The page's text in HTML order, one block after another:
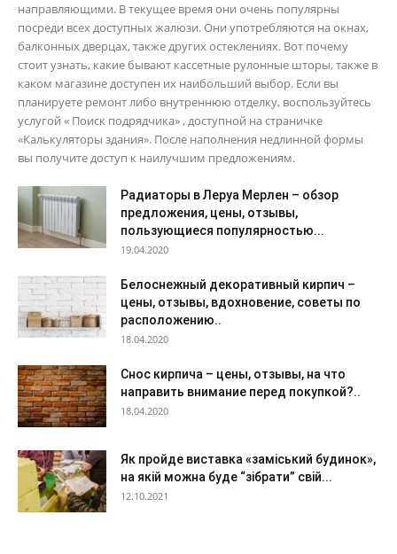
направляющими. В текущее время они очень популярны
посреди всех доступных жалюзи. Они употребляются на окнах,
балконных дверцах, также других остеклениях. Вот почему
стоит узнать, какие бывают кассетные рулонные шторы, также в
каком магазине доступен их наибольший выбор. Если вы
планируете ремонт либо внутреннюю отделку, воспользуйтесь
услугой « Поиск подрядчика» , доступной на страничке
«Калькуляторы здания». После наполнения недлинной формы
вы получите доступ к наилучшим предложениям.
Радиаторы в Леруа Мерлен – обзор
предложения, цены, отзывы,
пользующиеся популярностью...
19.04.2020
Белоснежный декоративный кирпич –
цены, отзывы, вдохновение, советы по
расположению..
18.04.2020
Снос кирпича – цены, отзывы, на что
направить внимание перед покупкой?..
18.04.2020
Як пройде виставка «заміський будинок»,
на якій можна буде “зібрати” свій...
12.10.2021